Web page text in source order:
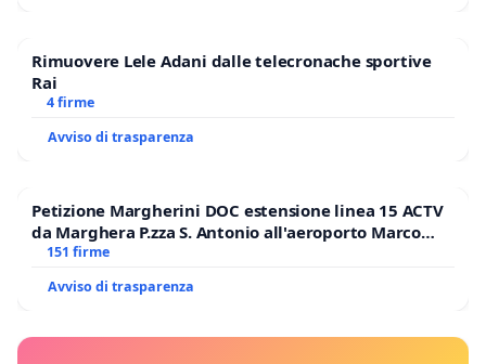
Rimuovere Lele Adani dalle telecronache sportive
Rai
4 firme
Avviso di trasparenza
Petizione Margherini DOC estensione linea 15 ACTV
da Marghera P.zza S. Antonio all'aeroporto Marco
Polo tariffa a € 1,50
151 firme
Avviso di trasparenza